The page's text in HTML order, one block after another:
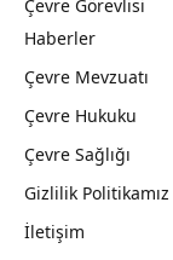
Çevre Görevlisi
Haberler
Çevre Mevzuatı
Çevre Hukuku
Çevre Sağlığı
Gizlilik Politikamız
İletişim